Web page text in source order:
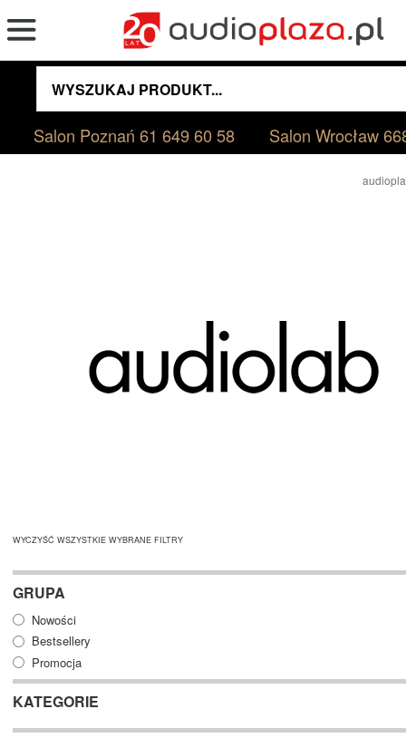
Salon Poznań61 649 60 58 Salon Wrocław
WYCZYŚĆ WSZYSTKIE WYBRANE FILTRY
GRUPA
Nowości
Bestsellery
Promocja
KATEGORIE